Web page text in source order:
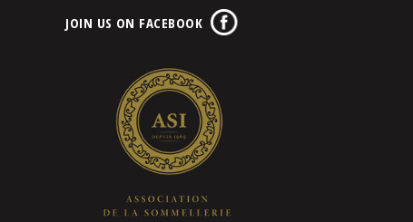
JOIN US ON FACEBOOK